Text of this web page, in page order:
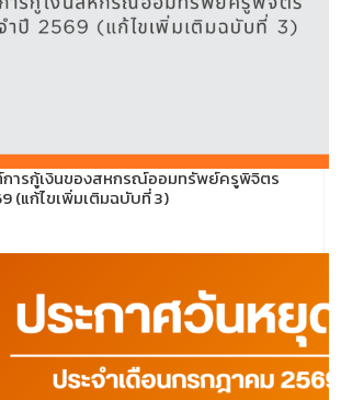
ารกู้เงินของสหกรณ์ออมทรัพย์ครูพิจิตร
(แก้ไขเพิ่มเติมฉบับที่ 3)